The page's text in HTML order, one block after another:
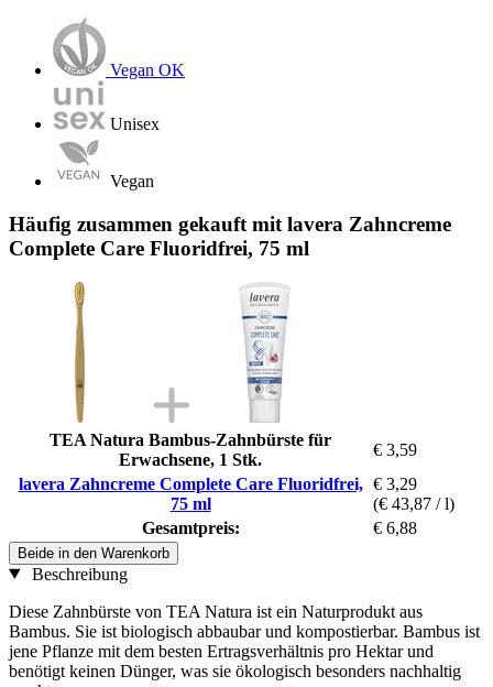
Vegan OK
Unisex
Vegan
Häufig zusammen gekauft mit lavera Zahncreme
Complete Care Fluoridfrei, 75 ml
TEA Natura Bambus-Zahnbürste für
Erwachsene, 1 Stk.
€ 3,59
lavera Zahncreme Complete Care Fluoridfrei,
75 ml
€ 3,29
(€ 43,87 / l)
Gesamtpreis:
€ 6,88
Beide in den Warenkorb
Beschreibung
Diese Zahnbürste von TEA Natura ist ein Naturprodukt aus
Bambus. Sie ist biologisch abbaubar und kompostierbar. Bambus ist
jene Pflanze mit dem besten Ertragsverhältnis pro Hektar und
benötigt keinen Dünger, was sie ökologisch besonders nachhaltig